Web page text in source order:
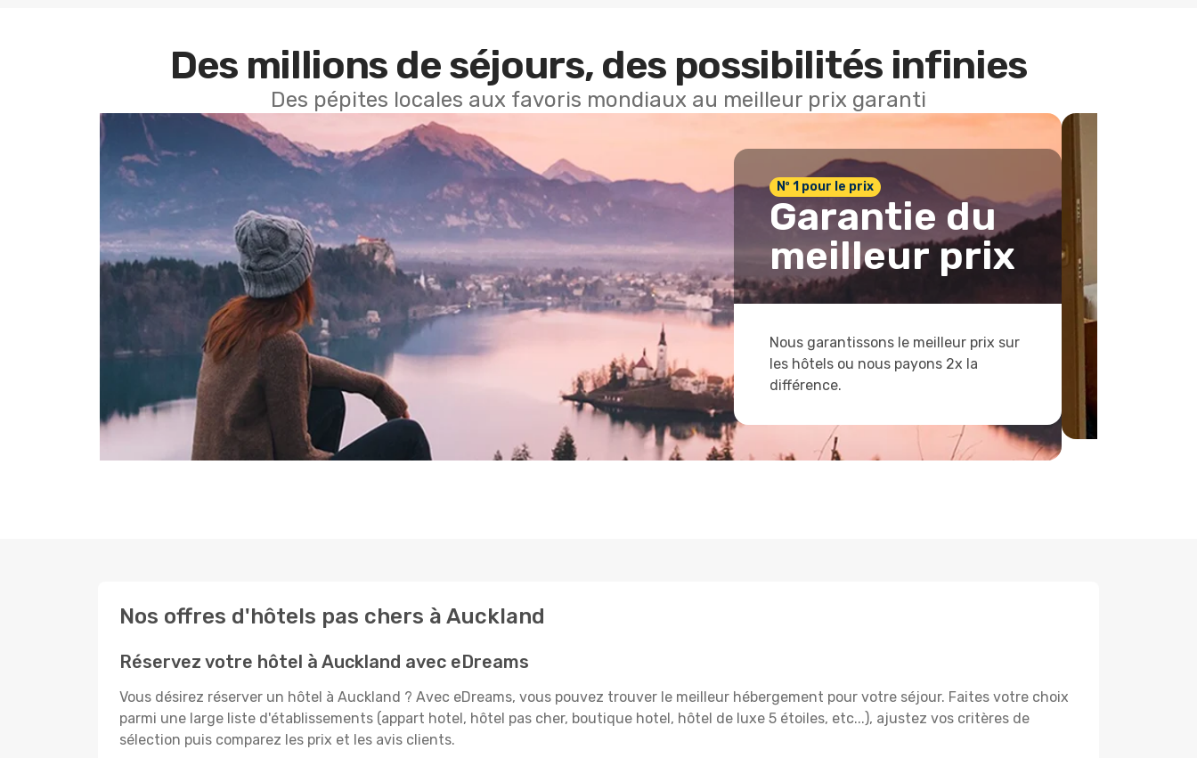
Des millions de séjours, des possibilités infinies
Des pépites locales aux favoris mondiaux au meilleur prix garanti
Nº 1 pour le prix
Garantie du
meilleur prix
Nous garantissons le meilleur prix sur
les hôtels ou nous payons 2x la
différence.
Nos offres d'hôtels pas chers à Auckland
Réservez votre hôtel à Auckland avec eDreams
Vous désirez réserver un hôtel à Auckland ? Avec eDreams, vous pouvez trouver le meilleur hébergement pour votre séjour. Faites votre choix
parmi une large liste d'établissements (appart hotel, hôtel pas cher, boutique hotel, hôtel de luxe 5 étoiles, etc...), ajustez vos critères de
sélection puis comparez les prix et les avis clients.